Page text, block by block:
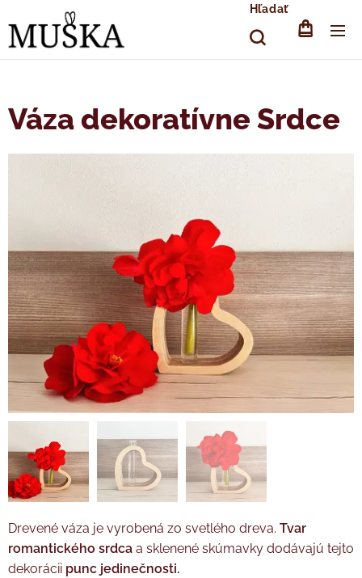
Hľadať
Váza dekoratívne Srdce
Drevené váza je vyrobená zo svetlého dreva. Tvar
romantického srdca a sklenené skúmavky dodávajú tejto
dekorácii punc jedinečnosti.